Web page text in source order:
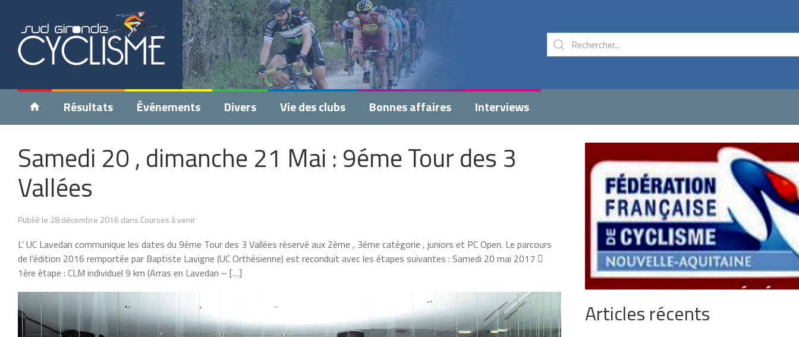
Résultats Événements Divers Vie des clubs Bonnes affaires Interviews
Samedi 20 , dimanche 21 Mai : 9éme Tour des 3
Vallées
Publié le 28 décembre 2016 dans Courses à venir
L’ UC Lavedan communique les dates du 9éme Tour des 3 Vallées réservé aux 2éme , 3éme catégorie , juniors et PC Open. Le parcours
de l’édition 2016 remportée par Baptiste Lavigne (UC Orthésienne) est reconduit avec les étapes suivantes : Samedi 20 mai 2017 
1ère étape : CLM individuel 9 km (Arras en Lavedan – […]
Articles récents